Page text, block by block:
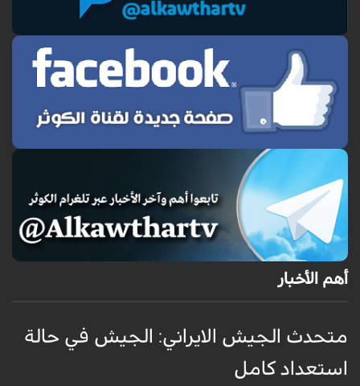
أهم الأخبار
متحدث الجيش الايراني: الجيش في حالة
استعداد كامل